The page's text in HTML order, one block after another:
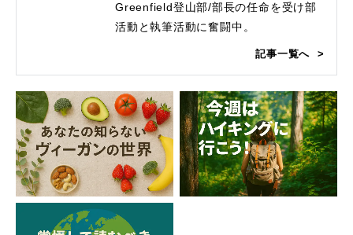
Greenfield登山部/部長の任命を受け部
活動と執筆活動に奮闘中。
記事一覧へ